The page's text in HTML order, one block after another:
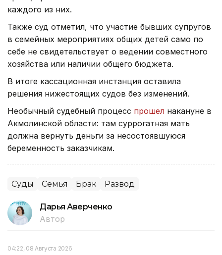
каждого из них.
Также суд отметил, что участие бывших супругов
в семейных мероприятиях общих детей само по
себе не свидетельствует о ведении совместного
хозяйства или наличии общего бюджета.
В итоге кассационная инстанция оставила
решения нижестоящих судов без изменений.
Необычный судебный процесс прошел накануне в
Акмолинской области: там суррогатная мать
должна вернуть деньги за несостоявшуюся
беременность заказчикам.
Суды Семья Брак Развод
Дарья Аверченко
Автор
04:22, 08 Августа 2026